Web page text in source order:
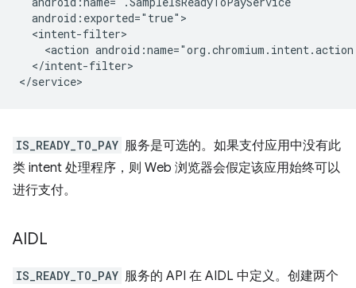
<action
</intent-filter>
IS_READY_TO_PAY 服务是可选的。如果支付应用中没有此
类 intent 处理程序，则 Web 浏览器会假定该应用始终可以
进行支付。
AIDL
IS_READY_TO_PAY 服务的 API 在 AIDL 中定义。创建两个